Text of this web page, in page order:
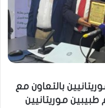
بالتعاون مع
موريتانيين